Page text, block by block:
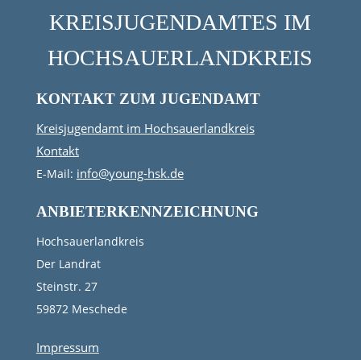
KREISJUGENDAMTES IM
HOCHSAUERLANDKREIS
KONTAKT ZUM JUGENDAMT
Kreisjugendamt im Hochsauerlandkreis
Kontakt
E-Mail: info@young-hsk.de
ANBIETERKENNZEICHNUNG
Hochsauerlandkreis
Der Landrat
Steinstr. 27
59872 Meschede
Impressum